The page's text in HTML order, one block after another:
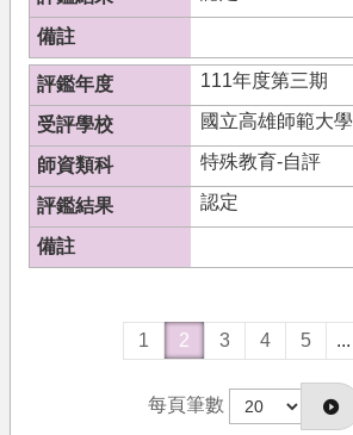
111年度第三期
國立高雄師範大學
特殊教育-自評
認定
1 2 3 4 5 ...
每頁筆數